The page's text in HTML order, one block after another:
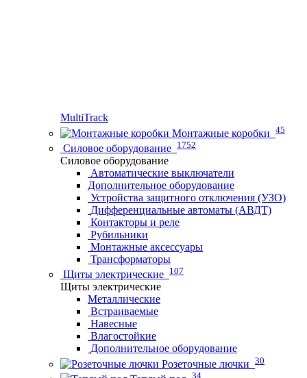
MultiTrack
Монтажные коробки 45
Силовое оборудование 1752
Силовое оборудование
Автоматические выключатели
Дополнительное оборудование
Устройства защитного отключения (УЗО)
Дифференциальные автоматы (АВДТ)
Контакторы и реле
Рубильники
Монтажные аксессуары
Трансформаторы
Щиты электрические 107
Щиты электрические
Металлические
Встраиваемые
Навесные
Влагостойкие
Дополнительное оборудование
Розеточные лючки 30
34